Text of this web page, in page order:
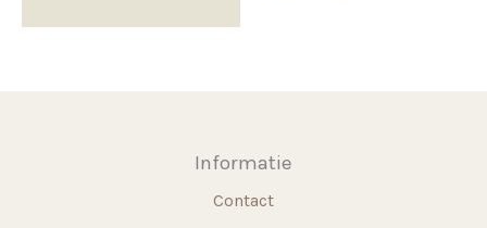
Informatie
Contact